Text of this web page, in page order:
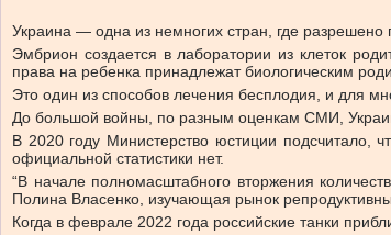
Украина — одна из немногих стран, где
Эмбрион создается в лаборатории из клеток
права на ребенка принадлежат биологическим
Это один из способов лечения бесплодия, и для
До большой войны, по разным оценкам СМИ,
В 2020 году Министерство юстиции подсчитало,
официальной статистики нет.
“В начале полномасштабного вторжения
Полина Власенко, изучающая рынок
Когда в феврале 2022 года российские танки